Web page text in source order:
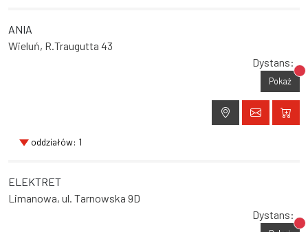
ANIA
Wieluń, R.Traugutta 43
Dystans:
Pokaż
oddziałów: 1
ELEKTRET
Limanowa, ul. Tarnowska 9D
Dystans: